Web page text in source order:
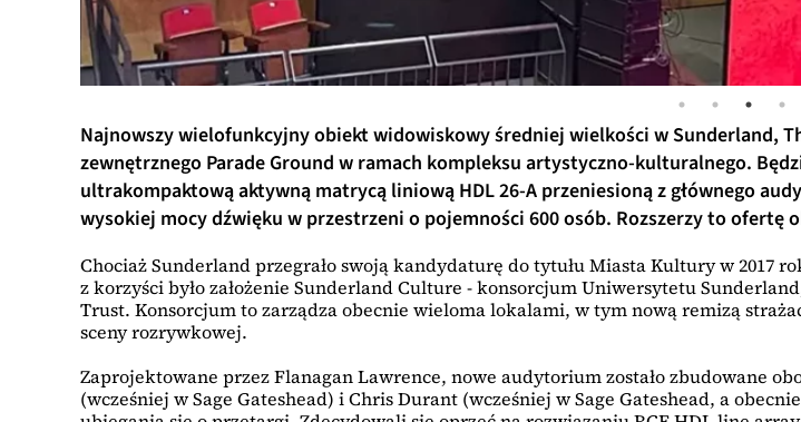
Najnowszy wielofunkcyjny obiekt widowiskowy średniej wielkości w Sunderland,
zewnętrznego Parade Ground w ramach kompleksu artystyczno-kulturalnego.
ultrakompaktową aktywną matrycą liniową HDL 26-A przeniesioną z głównego
wysokiej mocy dźwięku w przestrzeni o pojemności 600 osób. Rozszerzy to
Chociaż Sunderland przegrało swoją kandydaturę do tytułu Miasta Kultury w 2017
z korzyści było założenie Sunderland Culture - konsorcjum Uniwersytetu
Trust. Konsorcjum to zarządza obecnie wieloma lokalami, w tym nową remizą
sceny rozrywkowej.
Zaprojektowane przez Flanagan Lawrence, nowe audytorium zostało zbudowane
(wcześniej w Sage Gateshead) i Chris Durant (wcześniej w Sage Gateshead, a